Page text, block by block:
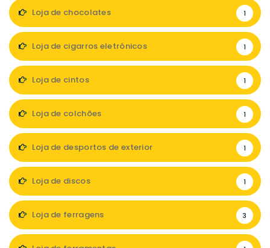
Loja de chocolates 1
Loja de cigarros eletrónicos 1
Loja de cintos 1
Loja de colchões 1
Loja de desportos de exterior 1
Loja de discos 1
Loja de ferragens 3